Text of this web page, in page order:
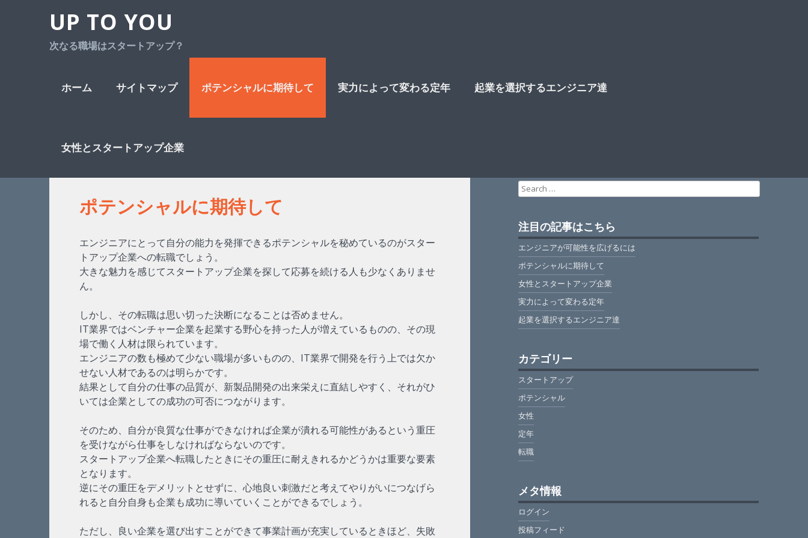
UP TO YOU
次なる職場はスタートアップ？
Skip
to
content
ホーム サイトマップ ポテンシャルに期待して 実力によって変わる定年 起業を選択するエンジニア達
女性とスタートアップ企業
ポテンシャルに期待して
エンジニアにとって自分の能力を発揮できるポテンシャルを秘めているのがスター
トアップ企業への転職でしょう。
大きな魅力を感じてスタートアップ企業を探して応募を続ける人も少なくありませ
ん。
しかし、その転職は思い切った決断になることは否めません。
IT業界ではベンチャー企業を起業する野心を持った人が増えているものの、その現
場で働く人材は限られています。
エンジニアの数も極めて少ない職場が多いものの、IT業界で開発を行う上では欠か
せない人材であるのは明らかです。
結果として自分の仕事の品質が、新製品開発の出来栄えに直結しやすく、それがひ
いては企業としての成功の可否につながります。
そのため、自分が良質な仕事ができなければ企業が潰れる可能性があるという重圧
を受けながら仕事をしなければならないのです。
スタートアップ企業へ転職したときにその重圧に耐えきれるかどうかは重要な要素
となります。
逆にその重圧をデメリットとせずに、心地良い刺激だと考えてやりがいにつなげら
れると自分自身も企業も成功に導いていくことができるでしょう。
ただし、良い企業を選び出すことができて事業計画が充実しているときほど、失敗
Search
for:
注目の記事はこちら
エンジニアが可能性を広げるには
ポテンシャルに期待して
女性とスタートアップ企業
実力によって変わる定年
起業を選択するエンジニア達
カテゴリー
スタートアップ
ポテンシャル
女性
定年
転職
メタ情報
ログイン
投稿フィード